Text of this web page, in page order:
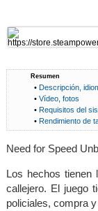
Resumen
•Descripción,
•Vídeo, fotos
•Requisitos del
•Rendimiento de
Need for Speed
Los hechos tienen
callejero. El juego
policiales, compra